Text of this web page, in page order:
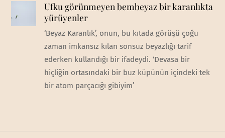
Ufku görünmeyen bembeyaz bir karanlıkta
yürüyenler
‘Beyaz Karanlık’, onun, bu kıtada görüşü çoğu
zaman imkansız kılan sonsuz beyazlığı tarif
ederken kullandığı bir ifadeydi. ‘Devasa bir
hiçliğin ortasındaki bir buz küpünün içindeki tek
bir atom parçacığı gibiyim’